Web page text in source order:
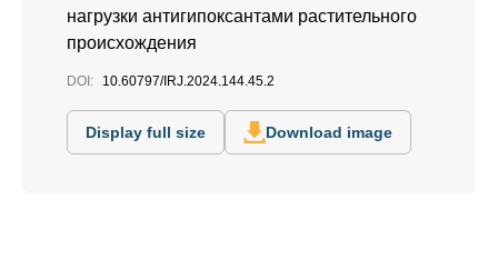
нагрузки антигипоксантами растительного
происхождения
DOI: 10.60797/IRJ.2024.144.45.2
Display full size Download image